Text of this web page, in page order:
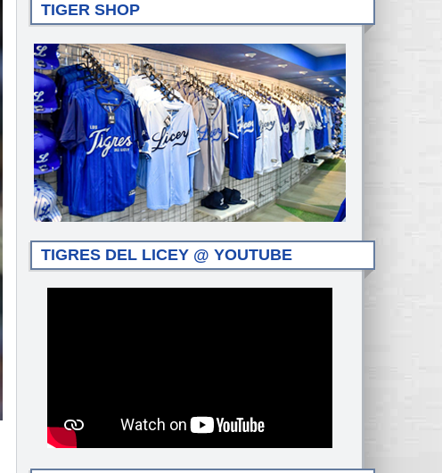
TIGER SHOP
TIGRES DEL LICEY @ YOUTUBE